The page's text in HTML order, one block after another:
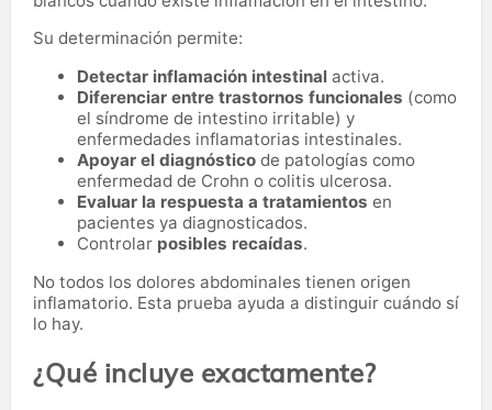
Su determinación permite:
Detectar inflamación intestinal activa.
Diferenciar entre trastornos funcionales (como
el síndrome de intestino irritable) y
enfermedades inflamatorias intestinales.
Apoyar el diagnóstico de patologías como
enfermedad de Crohn o colitis ulcerosa.
Evaluar la respuesta a tratamientos en
pacientes ya diagnosticados.
Controlar posibles recaídas.
No todos los dolores abdominales tienen origen
inflamatorio. Esta prueba ayuda a distinguir cuándo sí
lo hay.
¿Qué incluye exactamente?